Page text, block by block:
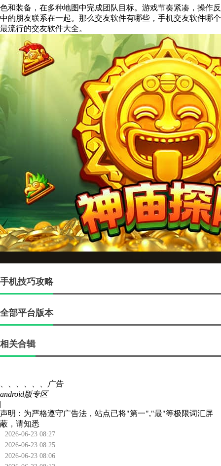
色和装备，在多种地图中完成团队目标。游戏节奏紧凑，操作
中的朋友联系在一起。那么交友软件有哪些，手机交友软件哪
最流行的交友软件大全。
手机技巧攻略
全部平台版本
相关合辑
广告
android版专区
|
声明：为严格遵守广告法，站点已将"第一","最"等极限词汇屏
蔽，请知悉
2026-06-23 08:27
2026-06-23 08:25
2026-06-23 08:06